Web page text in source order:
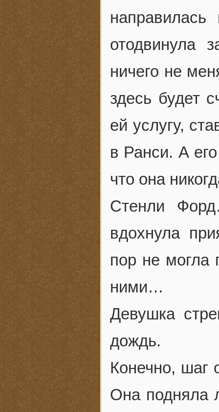
отодвинула
ничего не
здесь будет
ей услугу,
в Ранси. А
что она
Стенли
вдохнула
пор не могла
ними…
Девушка
дождь.
Конечно, шаг
Она подняла